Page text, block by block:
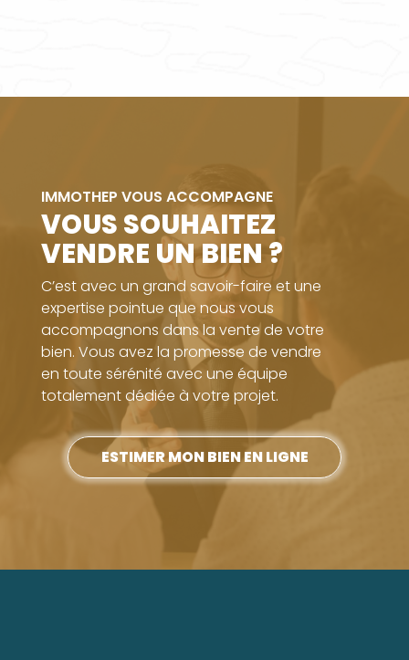
IMMOTHEP VOUS ACCOMPAGNE
VOUS SOUHAITEZ
VENDRE UN BIEN ?
C’est avec un grand savoir-faire et une
expertise pointue que nous vous
accompagnons dans la vente de votre
bien. Vous avez la promesse de vendre
en toute sérénité avec une équipe
totalement dédiée à votre projet.
ESTIMER MON BIEN EN LIGNE